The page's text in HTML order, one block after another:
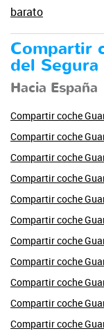
barato
Compartir
del Segura
Hacia España
Compartir coche
Compartir coche
Compartir coche
Compartir coche
Compartir coche
Compartir coche
Compartir coche
Compartir coche
Compartir coche
Compartir coche
Compartir coche